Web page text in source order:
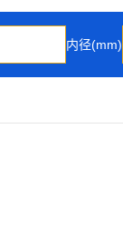
内径(mm)